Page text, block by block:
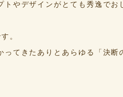
やデザインがとても秀逸でお
。
ってきたありとあらゆる「決断